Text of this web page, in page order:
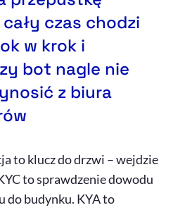
czas chodzi
w krok i
bot nagle nie
z biura
to klucz do drzwi – wejdzie
to sprawdzenie dowodu
do budynku. KYA to